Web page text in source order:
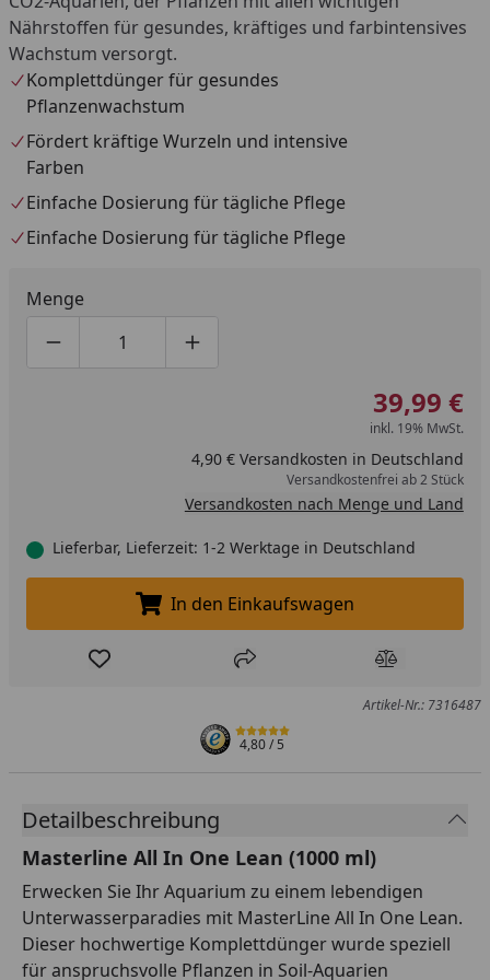
Nährstoffen für gesundes, kräftiges und farbintensives
Wachstum versorgt.
Komplettdünger für gesundes
Pflanzenwachstum
Fördert kräftige Wurzeln und intensive
Farben
Einfache Dosierung für tägliche Pflege
Einfache Dosierung für tägliche Pflege
Menge
Produktmenge um eins verringern
Produktmenge manuell eingeben
Produktmenge um eins erhöhen
39,99 €
inkl. 19% MwSt.
4,90 € Versandkosten in Deutschland
Versandkostenfrei ab 2 Stück
Versandkosten nach Menge und Land
Lieferbar, Lieferzeit: 1-2 Werktage in Deutschland
In den Einkaufswagen legen
In den Einkaufswagen
Produkt zur Wunschliste hinzufügen
Teilen Produkt
Artikel-Nr.: 7316487
4,80/ 5
Detailbeschreibung
Masterline All In One Lean (1000 ml)
Erwecken Sie Ihr Aquarium zu einem lebendigen
Unterwasserparadies mit MasterLine All In One Lean.
Dieser hochwertige Komplettdünger wurde speziell
für anspruchsvolle Pflanzen in Soil-Aquarien